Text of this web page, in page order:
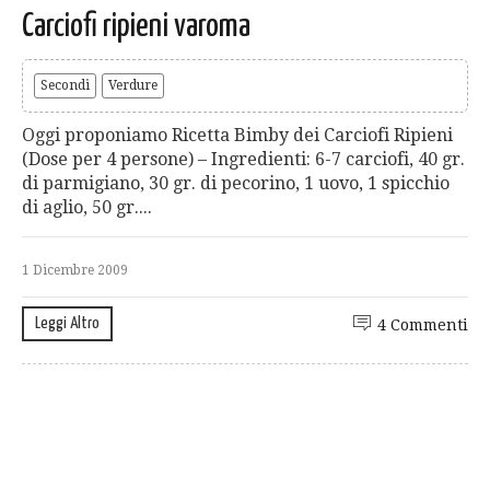
Carciofi ripieni varoma
Secondi Verdure
Oggi proponiamo Ricetta Bimby dei Carciofi Ripieni
(Dose per 4 persone) – Ingredienti: 6-7 carciofi, 40 gr.
di parmigiano, 30 gr. di pecorino, 1 uovo, 1 spicchio
di aglio, 50 gr....
1 Dicembre 2009
Leggi Altro 4 Commenti